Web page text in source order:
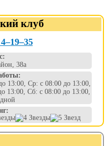
клуб
38а
13:00, Ср: с 08:00 до 13:00,
13:00, Сб: с 08:00 до 13:00,